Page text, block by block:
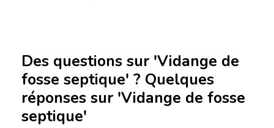
Des questions sur 'Vidange de
fosse septique' ? Quelques
réponses sur 'Vidange de fosse
septique'